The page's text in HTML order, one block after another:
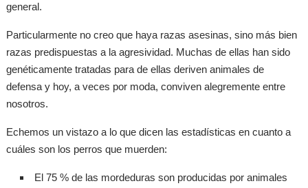
general.
Particularmente no creo que haya razas asesinas, sino más bien
razas predispuestas a la agresividad. Muchas de ellas han sido
genéticamente tratadas para de ellas deriven animales de
defensa y hoy, a veces por moda, conviven alegremente entre
nosotros.
Echemos un vistazo a lo que dicen las estadísticas en cuanto a
cuáles son los perros que muerden:
El 75 % de las mordeduras son producidas por animales